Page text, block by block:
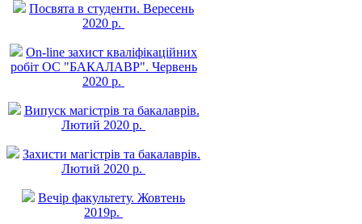
Посвята в студенти. Вересень
2020 р.
On-line захист квалiфiкацiйних
робiт ОС "БАКАЛАВР". Червень
2020 р.
Випуск магістрів та бакалаврів.
Лютий 2020 р.
Захисти магістрів та бакалаврів.
Лютий 2020 р.
Вечір факультету. Жовтень
2019р.